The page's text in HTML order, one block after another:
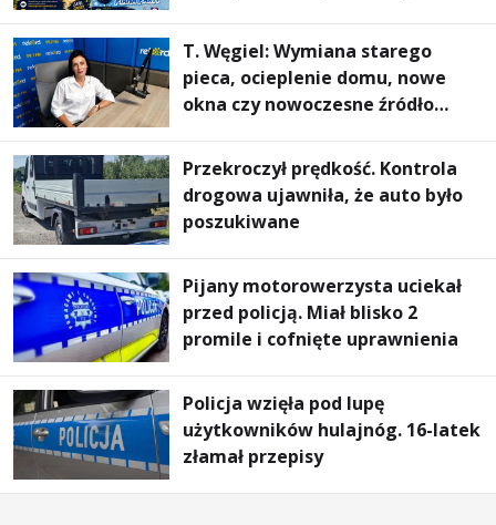
T. Węgiel: Wymiana starego
pieca, ocieplenie domu, nowe
okna czy nowoczesne źródło
rachunki za energię, lepszy
komfort życia i... czystsze
powietrze
Przekroczył prędkość. Kontrola
drogowa ujawniła, że auto było
poszukiwane
Pijany motorowerzysta uciekał
przed policją. Miał blisko 2
promile i cofnięte uprawnienia
Policja wzięła pod lupę
użytkowników hulajnóg. 16-latek
złamał przepisy